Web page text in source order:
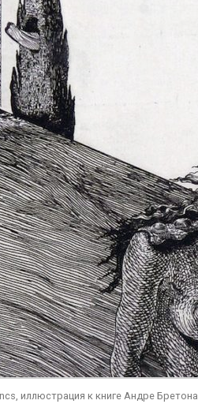
иллюстрация к книге Андре Бретона